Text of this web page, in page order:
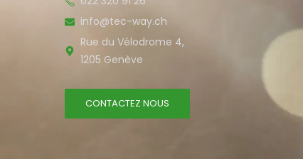
info@tec-way.ch
Rue du Vélodrome 4,
1205 Genève
CONTACTEZ NOUS